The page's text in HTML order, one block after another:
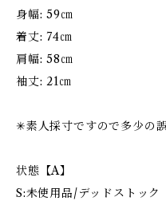
身幅: 59㎝
着丈: 74㎝
肩幅: 58㎝
袖丈: 21㎝
✳︎素人採寸ですので多少の
状態【A】
S:未使用品/デッドストック